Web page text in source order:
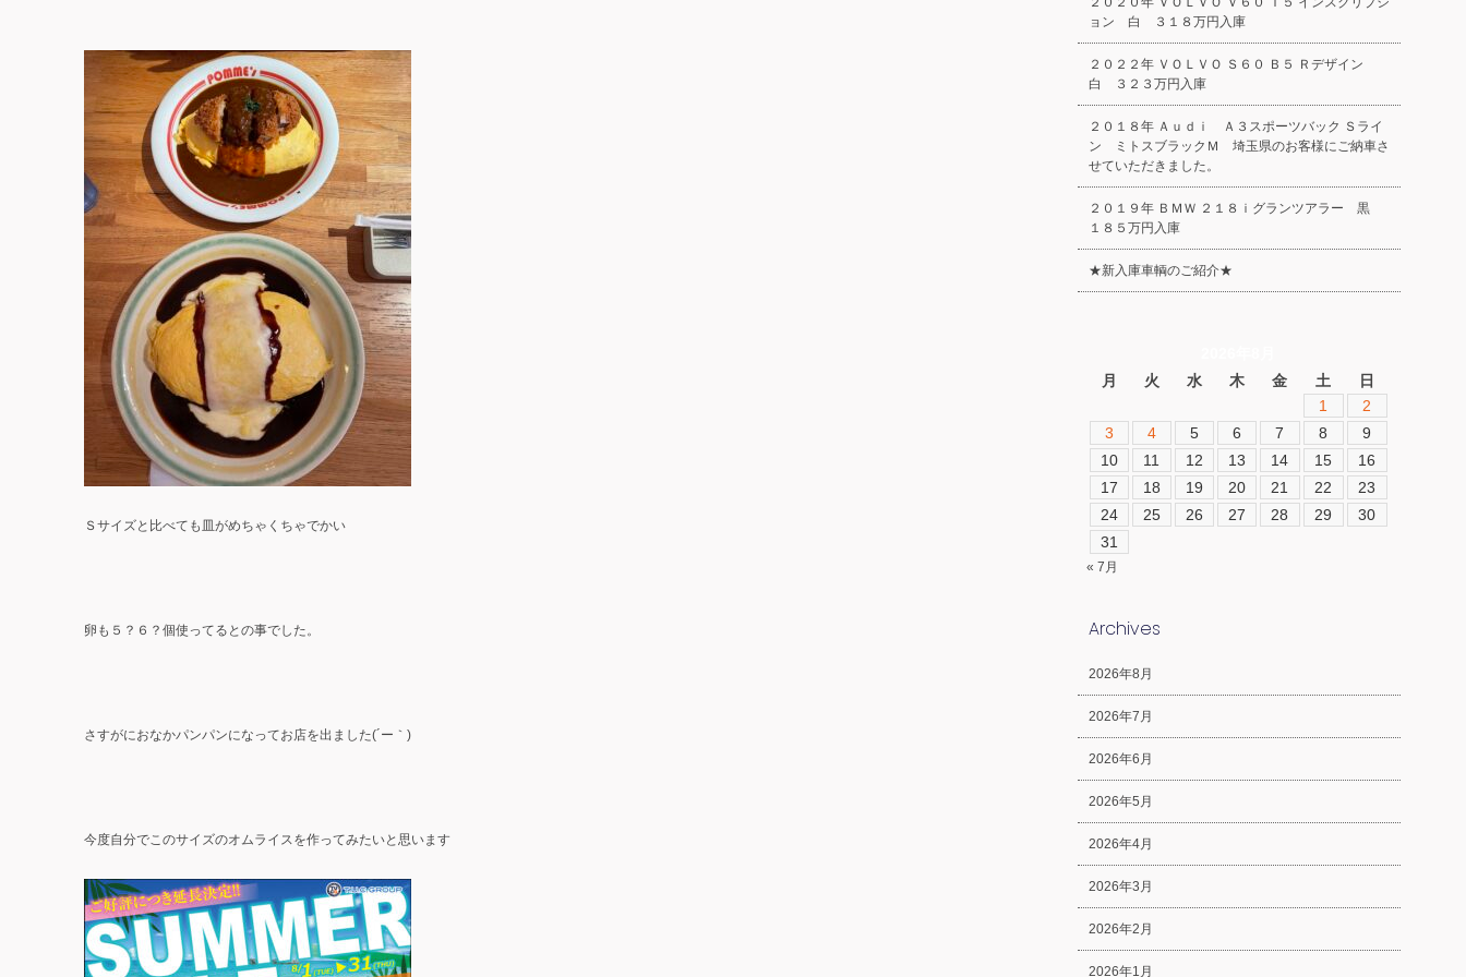
Ｓサイズと比べても皿がめちゃくちゃでかい
卵も５？６？個使ってるとの事でした。
さすがにおなかパンパンになってお店を出ました(´ー｀)
今度自分でこのサイズのオムライスを作ってみたいと思います
ョン 白 ３１８万円入庫
２０２２年 ＶＯＬＶＯ Ｓ６０ Ｂ５ Ｒデザイン
白 ３２３万円入庫
２０１８年 Ａｕｄｉ Ａ３スポーツバック Ｓライ
ン ミトスブラックＭ 埼玉県のお客様にご納車さ
せていただきました。
２０１９年 ＢＭＷ ２１８ｉグランツアラー 黒
１８５万円入庫
★新入庫車輌のご紹介★
月
火 水 木 金 土
日
1
2
3
4 5 6 7 8
9
10
11 12 13 14 15
16
17
18 19 20 21 22
23
24
25 26 27 28 29
30
31
« 7月
Archives
2026年8月
2026年7月
2026年6月
2026年5月
2026年4月
2026年3月
2026年2月
2026年1月